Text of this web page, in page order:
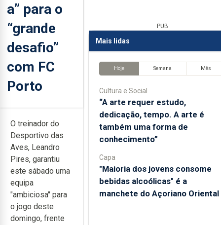
a” para o
“grande
desafio”
com FC
Porto
O treinador do
Desportivo das
Aves, Leandro
Pires, garantiu
este sábado uma
equipa
"ambiciosa" para
o jogo deste
domingo, frente
PUB
Mais lidas
Hoje Semana Mês
Cultura e Social
“A arte requer estudo,
dedicação, tempo. A arte é
também uma forma de
conhecimento”
Capa
"Maioria dos jovens consome
bebidas alcoólicas" é a
manchete do Açoriano Oriental